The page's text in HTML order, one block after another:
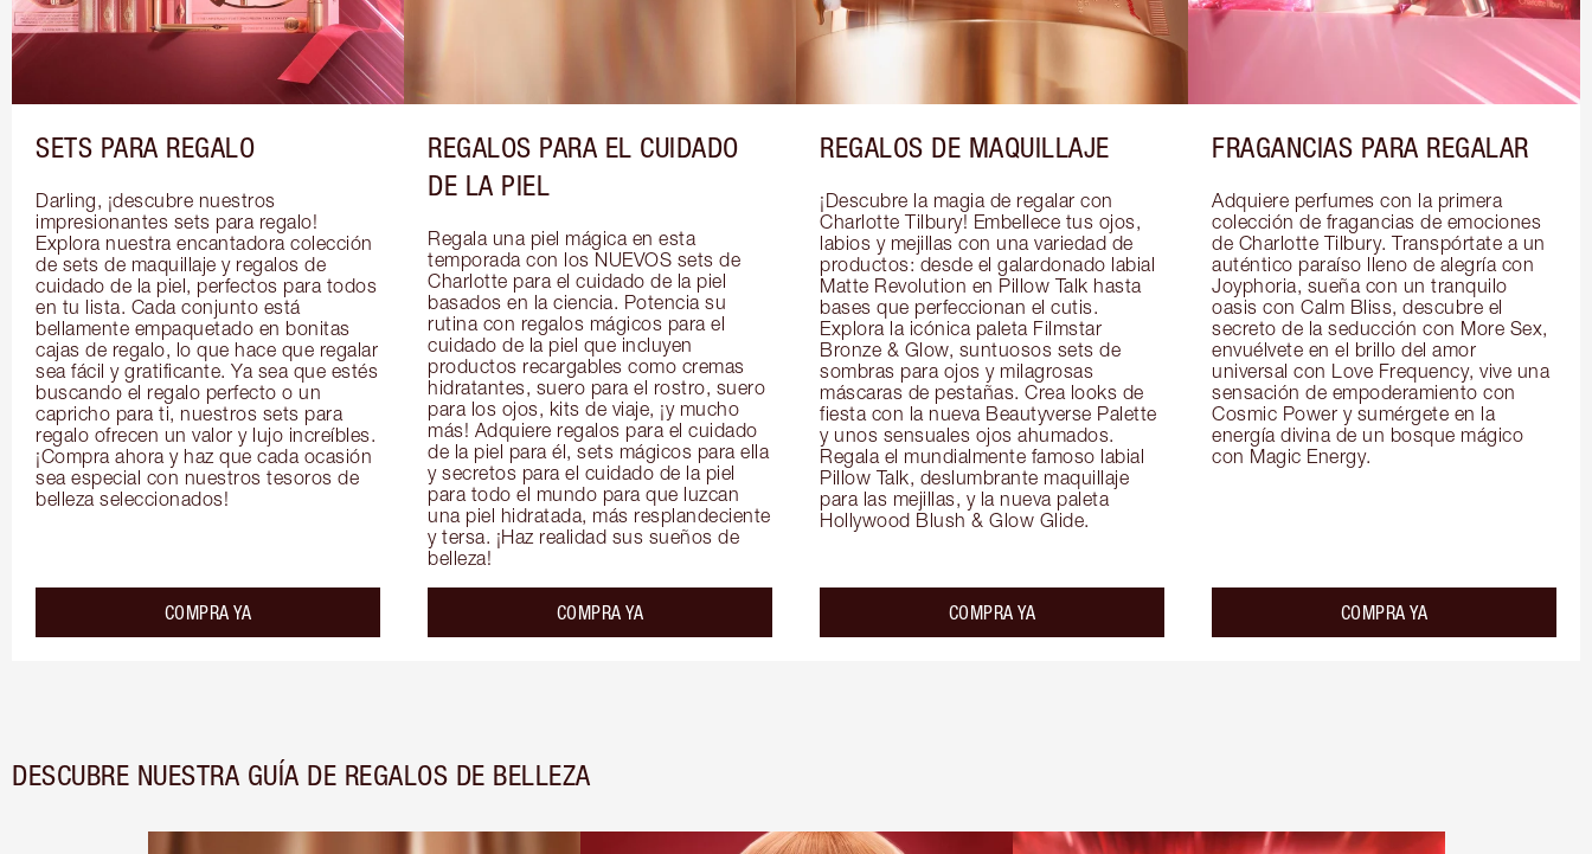
SETS PARA REGALO
Darling, ¡descubre nuestros
impresionantes sets para regalo!
Explora nuestra encantadora colección
de sets de maquillaje y regalos de
cuidado de la piel, perfectos para todos
en tu lista. Cada conjunto está
bellamente empaquetado en bonitas
cajas de regalo, lo que hace que regalar
sea fácil y gratificante. Ya sea que estés
buscando el regalo perfecto o un
capricho para ti, nuestros sets para
regalo ofrecen un valor y lujo increíbles.
¡Compra ahora y haz que cada ocasión
sea especial con nuestros tesoros de
belleza seleccionados!
COMPRA YA
REGALOS PARA EL CUIDADO
DE LA PIEL
Regala una piel mágica en esta
temporada con los NUEVOS sets de
Charlotte para el cuidado de la piel
basados en la ciencia. Potencia su
rutina con regalos mágicos para el
cuidado de la piel que incluyen
productos recargables como cremas
hidratantes, suero para el rostro, suero
para los ojos, kits de viaje, ¡y mucho
más! Adquiere regalos para el cuidado
de la piel para él, sets mágicos para ella
y secretos para el cuidado de la piel
para todo el mundo para que luzcan
una piel hidratada, más resplandeciente
y tersa. ¡Haz realidad sus sueños de
belleza!
COMPRA YA
REGALOS DE MAQUILLAJE
¡Descubre la magia de regalar con
Charlotte Tilbury! Embellece tus ojos,
labios y mejillas con una variedad de
productos: desde el galardonado labial
Matte Revolution en Pillow Talk hasta
bases que perfeccionan el cutis.
Explora la icónica paleta Filmstar
Bronze & Glow, suntuosos sets de
sombras para ojos y milagrosas
máscaras de pestañas. Crea looks de
fiesta con la nueva Beautyverse Palette
y unos sensuales ojos ahumados.
Regala el mundialmente famoso labial
Pillow Talk, deslumbrante maquillaje
para las mejillas, y la nueva paleta
Hollywood Blush & Glow Glide.
COMPRA YA
FRAGANCIAS PARA REGALAR
Adquiere perfumes con la primera
colección de fragancias de emociones
de Charlotte Tilbury. Transpórtate a un
auténtico paraíso lleno de alegría con
Joyphoria, sueña con un tranquilo
oasis con Calm Bliss, descubre el
secreto de la seducción con More Sex,
envuélvete en el brillo del amor
universal con Love Frequency, vive una
sensación de empoderamiento con
Cosmic Power y sumérgete en la
energía divina de un bosque mágico
con Magic Energy.
COMPRA YA
DESCUBRE NUESTRA GUÍA DE REGALOS DE BELLEZA